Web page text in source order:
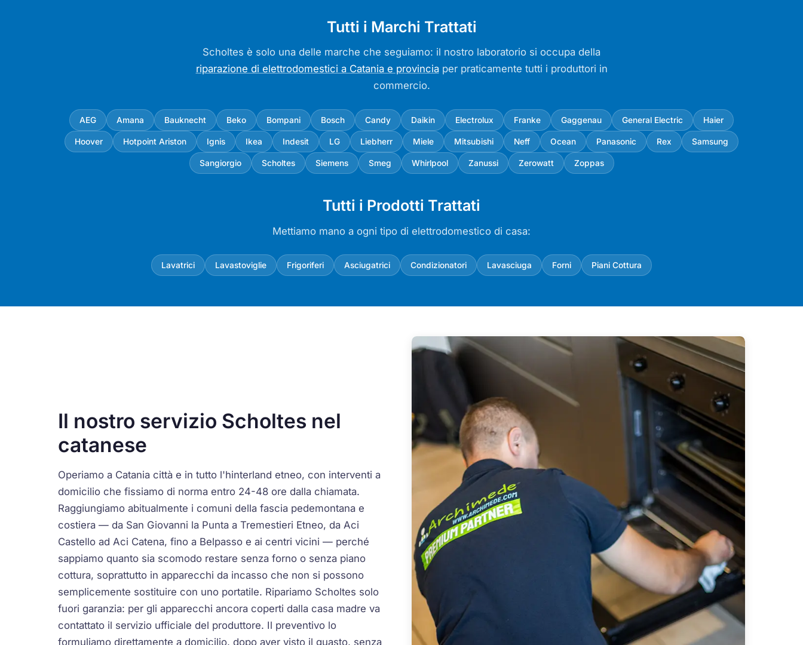
Tutti i Marchi Trattati
Scholtes è solo una delle marche che seguiamo: il nostro laboratorio si occupa della
riparazione di elettrodomestici a Catania e provinciaper praticamente tutti i produttori in
commercio.
AEG Amana Bauknecht Beko Bompani Bosch Candy Daikin Electrolux Franke Gaggenau General Electric Haier
Hoover Hotpoint Ariston Ignis Ikea Indesit LG Liebherr Miele Mitsubishi Neff Ocean Panasonic Rex Samsung
Sangiorgio Scholtes Siemens Smeg Whirlpool Zanussi Zerowatt Zoppas
Tutti i Prodotti Trattati
Mettiamo mano a ogni tipo di elettrodomestico di casa:
Lavatrici Lavastoviglie Frigoriferi Asciugatrici Condizionatori Lavasciuga Forni Piani Cottura
Il nostro servizio Scholtes nel
catanese
Operiamo a Catania città e in tutto l'hinterland etneo, con interventi a
domicilio che fissiamo di norma entro 24-48 ore dalla chiamata.
Raggiungiamo abitualmente i comuni della fascia pedemontana e
costiera — da San Giovanni la Punta a Tremestieri Etneo, da Aci
Castello ad Aci Catena, fino a Belpasso e ai centri vicini — perché
sappiamo quanto sia scomodo restare senza forno o senza piano
cottura, soprattutto in apparecchi da incasso che non si possono
semplicemente sostituire con uno portatile. Ripariamo Scholtes solo
fuori garanzia: per gli apparecchi ancora coperti dalla casa madre va
contattato il servizio ufficiale del produttore. Il preventivo lo
formuliamo direttamente a domicilio, dopo aver visto il guasto, senza